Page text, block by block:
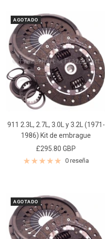
AGOTADO
911 2.3L, 2.7L, 3.0L y 3.2L (1971-
1986) Kit de embrague
Precio
de
£295.80 GBP
0 reseña
AGOTADO